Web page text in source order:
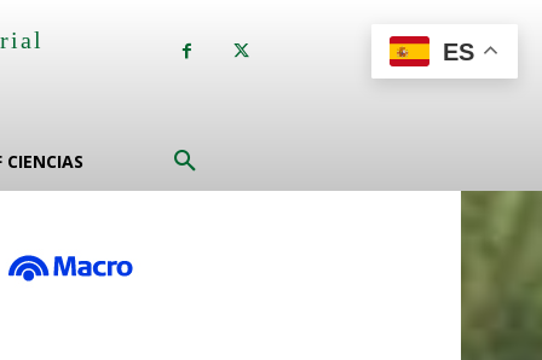
CIENCIAS
ES